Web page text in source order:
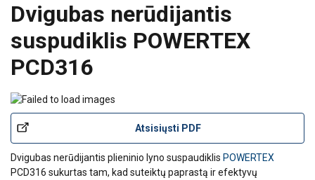
Dvigubas nerūdijantis
suspudiklis POWERTEX
PCD316
Atsisiųsti PDF
Dvigubas nerūdijantis plieninio lyno suspaudiklis POWERTEX
PCD316 sukurtas tam, kad suteiktų paprastą ir efektyvų